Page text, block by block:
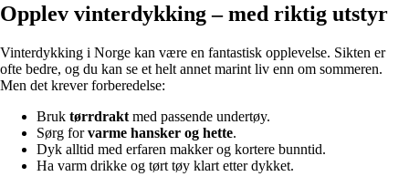
Opplev vinterdykking – med riktig utstyr
Vinterdykking i Norge kan være en fantastisk opplevelse. Sikten er
ofte bedre, og du kan se et helt annet marint liv enn om sommeren.
Men det krever forberedelse:
Bruk tørrdrakt med passende undertøy.
Sørg forvarme hansker og hette.
Dyk alltid med erfaren makker og kortere bunntid.
Ha varm drikke og tørt tøy klart etter dykket.